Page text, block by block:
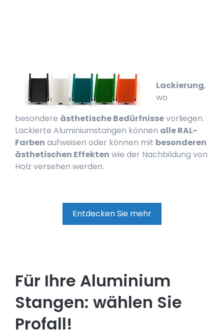
Lackierung,
wo
besondere ästhetische Bedürfnissevorliegen.
Lackierte Aluminiumstangen können alle RAL-
Farben aufweisen oder können mit besonderen
ästhetischen Effekten wie der Nachbildung von
Holz versehen werden.
Entdecken Sie mehr
Für Ihre Aluminium
Stangen: wählen Sie
Profall!